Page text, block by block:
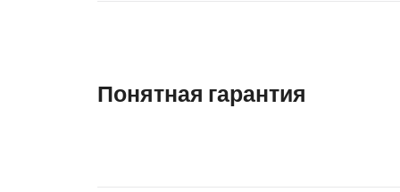
Понятная гарантия